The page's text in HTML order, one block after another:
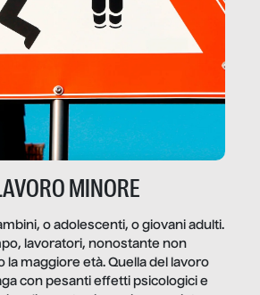
MINORE
o adolescenti, o giovani adulti.
lavoratori, nonostante non
la maggiore età. Quella del lavoro
con pesanti effetti psicologici e